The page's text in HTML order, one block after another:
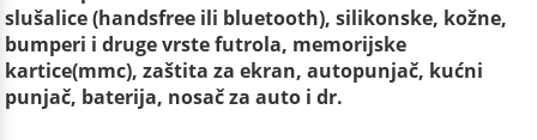
slušalice (handsfree ili bluetooth), silikonske, kožne,
bumperi i druge vrste futrola, memorijske
kartice(mmc), zaštita za ekran, autopunjač, kućni
punjač, baterija, nosač za auto i dr.